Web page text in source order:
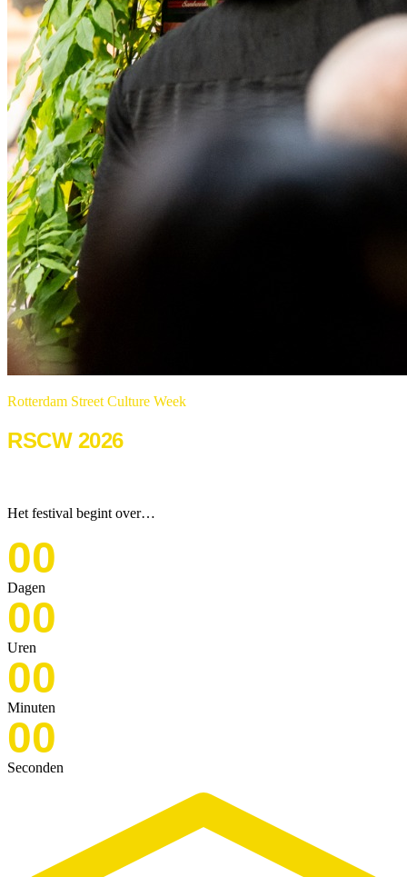
Rotterdam Street Culture Week
RSCW 2026
Het festival begint over…
00
Dagen
00
Uren
00
Minuten
00
Seconden